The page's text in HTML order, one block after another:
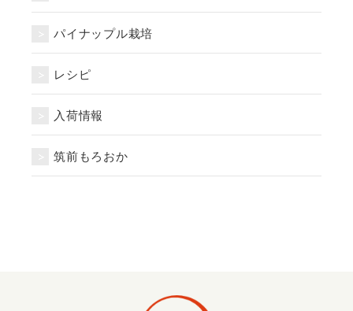
パイナップル栽培
レシピ
入荷情報
筑前もろおか